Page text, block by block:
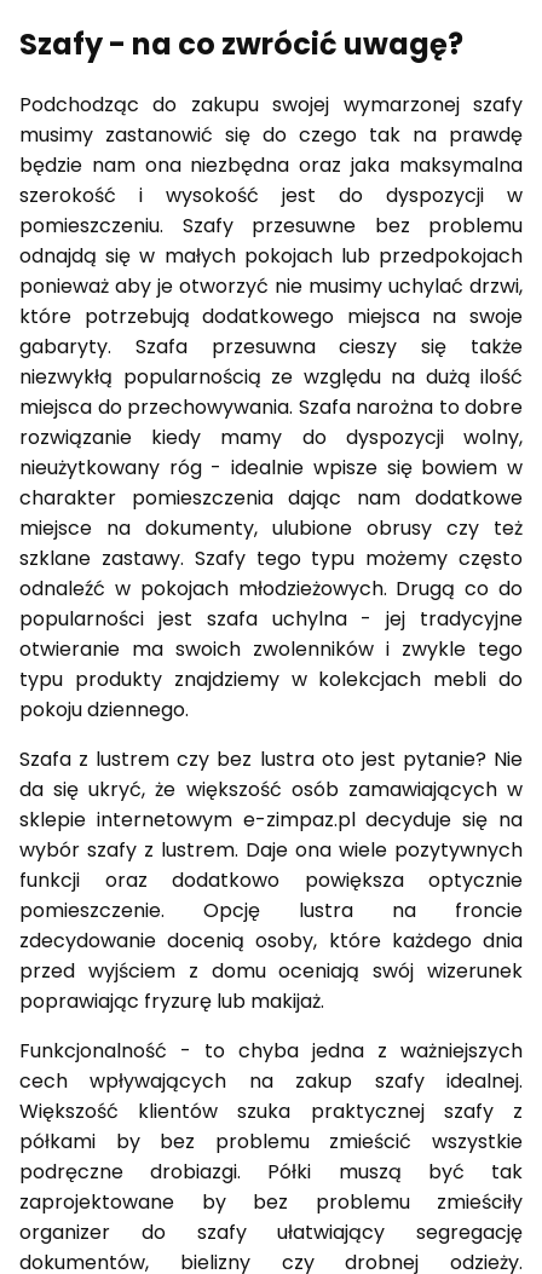
Szafy - na co zwrócić uwagę?
Podchodząc do zakupu swojej wymarzonej szafy
musimy zastanowić się do czego tak na prawdę
będzie nam ona niezbędna oraz jaka maksymalna
szerokość i wysokość jest do dyspozycji w
pomieszczeniu. Szafy przesuwne bez problemu
odnajdą się w małych pokojach lub przedpokojach
ponieważ aby je otworzyć nie musimy uchylać drzwi,
które potrzebują dodatkowego miejsca na swoje
gabaryty. Szafa przesuwna cieszy się także
niezwykłą popularnością ze względu na dużą ilość
miejsca do przechowywania. Szafa narożna to dobre
rozwiązanie kiedy mamy do dyspozycji wolny,
nieużytkowany róg - idealnie wpisze się bowiem w
charakter pomieszczenia dając nam dodatkowe
miejsce na dokumenty, ulubione obrusy czy też
szklane zastawy. Szafy tego typu możemy często
odnaleźć w pokojach młodzieżowych. Drugą co do
popularności jest szafa uchylna - jej tradycyjne
otwieranie ma swoich zwolenników i zwykle tego
typu produkty znajdziemy w kolekcjach mebli do
pokoju dziennego.
Szafa z lustrem czy bez lustra oto jest pytanie? Nie
da się ukryć, że większość osób zamawiających w
sklepie internetowym e-zimpaz.pl decyduje się na
wybór szafy z lustrem. Daje ona wiele pozytywnych
funkcji oraz dodatkowo powiększa optycznie
pomieszczenie. Opcję lustra na froncie
zdecydowanie docenią osoby, które każdego dnia
przed wyjściem z domu oceniają swój wizerunek
poprawiając fryzurę lub makijaż.
Funkcjonalność - to chyba jedna z ważniejszych
cech wpływających na zakup szafy idealnej.
Większość klientów szuka praktycznej szafy z
półkami by bez problemu zmieścić wszystkie
podręczne drobiazgi. Półki muszą być tak
zaprojektowane by bez problemu zmieściły
organizer do szafy ułatwiający segregację
dokumentów, bielizny czy drobnej odzieży.